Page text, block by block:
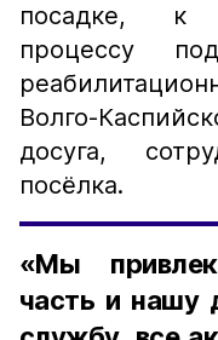
посадке, к
процессу
Волго-
досуга,
посёлка.
«Мы
часть и нашу